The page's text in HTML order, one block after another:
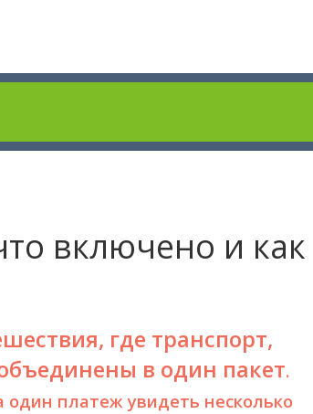
включено и как
где транспорт,
в один пакет.
один платеж увидеть несколько